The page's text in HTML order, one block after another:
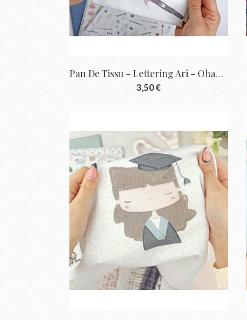
Pan De Tissu - Lettering Ari - Ohana...
3,50 €